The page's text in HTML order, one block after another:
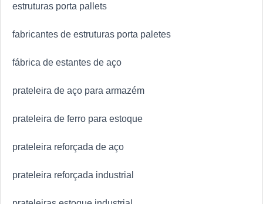
estruturas porta pallets
fabricantes de estruturas porta paletes
fábrica de estantes de aço
prateleira de aço para armazém
prateleira de ferro para estoque
prateleira reforçada de aço
prateleira reforçada industrial